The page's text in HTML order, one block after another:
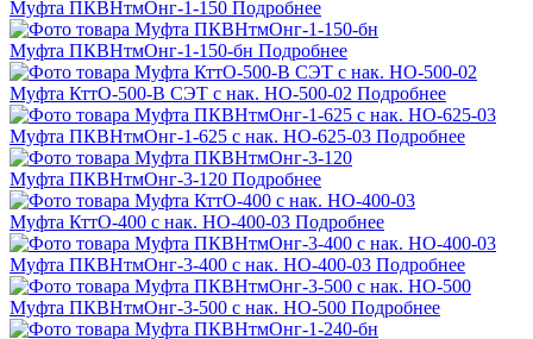
Муфта ПКВНтмОнг-1-150 Подробнее
Муфта ПКВНтмОнг-1-150-бн Подробнее
Муфта КттО-500-В СЭТ с нак. НО-500-02 Подробнее
Муфта ПКВНтмОнг-1-625 с нак. НО-625-03 Подробнее
Муфта ПКВНтмОнг-3-120 Подробнее
Муфта КттО-400 с нак. НО-400-03 Подробнее
Муфта ПКВНтмОнг-3-400 с нак. НО-400-03 Подробнее
Муфта ПКВНтмОнг-3-500 с нак. НО-500 Подробнее